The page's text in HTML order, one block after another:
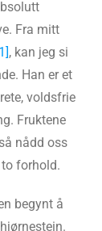
Fra mitt
, kan jeg si
Han er et
voldsfrie
Fruktene
nådd oss
forhold.
begynt å